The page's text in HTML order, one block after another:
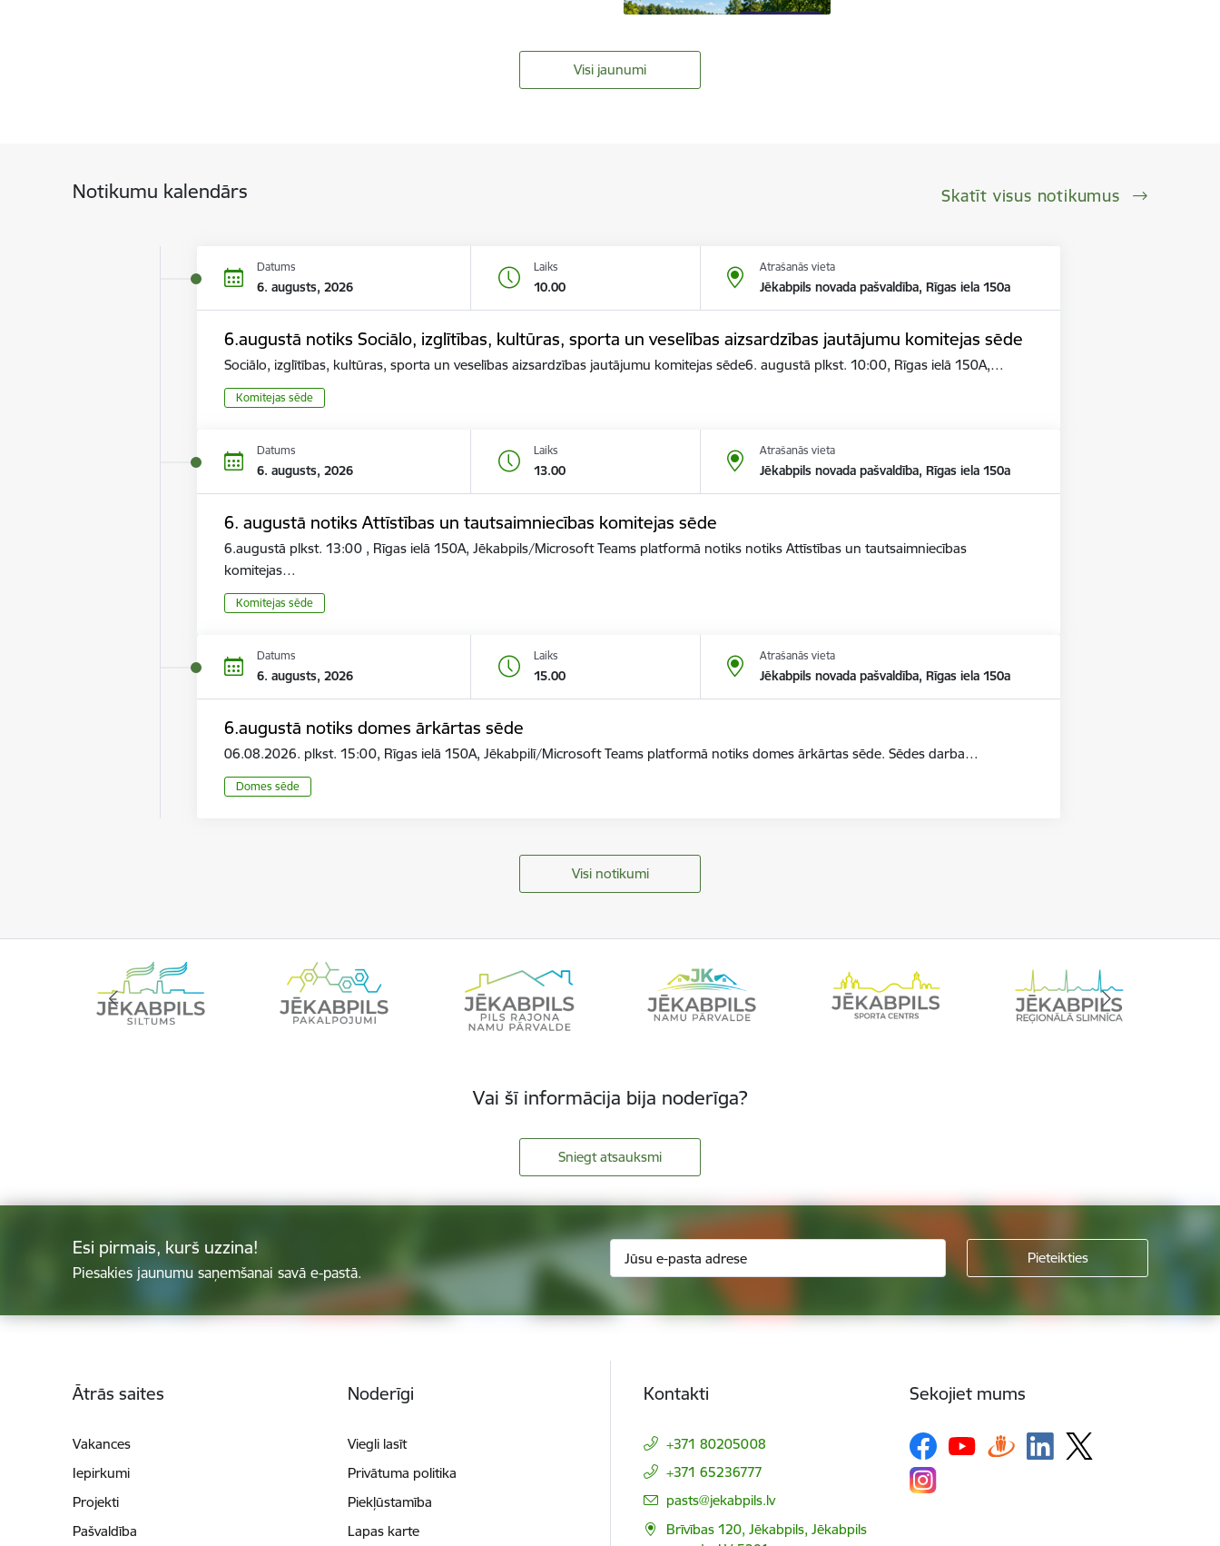
Visi jaunumi
Notikumu kalendārs Skatīt visus notikumus
Datums
6. augusts, 2026
Laiks
10.00
Atrašanās vieta
Jēkabpils novada pašvaldība, Rīgas iela 150a
6.augustā notiks Sociālo, izglītības, kultūras, sporta un veselības aizsardzības jautājumu komitejas sēde
Sociālo, izglītības, kultūras, sporta un veselības aizsardzības jautājumu komitejas sēde6. augustā plkst. 10:00, Rīgas ielā 150A,…
Komitejas sēde
Datums
6. augusts, 2026
Laiks
13.00
Atrašanās vieta
Jēkabpils novada pašvaldība, Rīgas iela 150a
6. augustā notiks Attīstības un tautsaimniecības komitejas sēde
6.augustā plkst. 13:00 , Rīgas ielā 150A, Jēkabpils/Microsoft Teams platformā notiks notiks Attīstības un tautsaimniecības
komitejas…
Komitejas sēde
Datums
6. augusts, 2026
Laiks
15.00
Atrašanās vieta
Jēkabpils novada pašvaldība, Rīgas iela 150a
6.augustā notiks domes ārkārtas sēde
06.08.2026. plkst. 15:00, Rīgas ielā 150A, Jēkabpilī/Microsoft Teams platformā notiks domes ārkārtas sēde. Sēdes darba…
Domes sēde
Visi notikumi
Vai šī informācija bija noderīga?
Sniegt atsauksmi
Esi pirmais, kurš uzzina!
Piesakies jaunumu saņemšanai savā e-pastā.
Ātrās saites
Vakances
Iepirkumi
Projekti
Pašvaldība
Noderīgi
Viegli lasīt
Privātuma politika
Piekļūstamība
Lapas karte
Kontakti
+371 80205008
+371 65236777
E-pasts:
pasts@jekabpils.lv
Brīvības 120, Jēkabpils, Jēkabpils
Sekojiet mums